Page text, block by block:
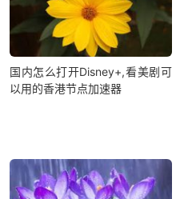
国内怎么打开Disney+,看美剧可
以用的香港节点加速器